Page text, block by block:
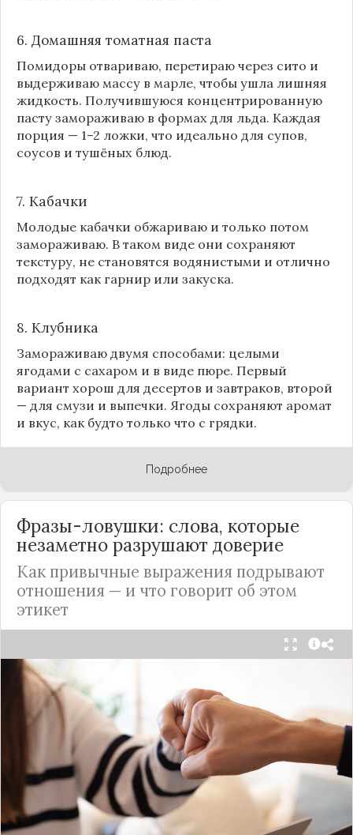
6. Домашняя томатная паста
Помидоры отвариваю, перетираю через сито и
выдерживаю массу в марле, чтобы ушла лишняя
жидкость. Получившуюся концентрированную
пасту замораживаю в формах для льда. Каждая
порция — 1–2 ложки, что идеально для супов,
соусов и тушёных блюд.
7. Кабачки
Молодые кабачки обжариваю и только потом
замораживаю. В таком виде они сохраняют
текстуру, не становятся водянистыми и отлично
подходят как гарнир или закуска.
8. Клубника
Замораживаю двумя способами: целыми
ягодами с сахаром и в виде пюре. Первый
вариант хорош для десертов и завтраков, второй
— для смузи и выпечки. Ягоды сохраняют аромат
и вкус, как будто только что с грядки.
Подробнее
Фразы-ловушки: слова, которые
незаметно разрушают доверие
Как привычные выражения подрывают
отношения — и что говорит об этом
этикет
Мы часто думаем, что доверие рушится из-за
серьёзных предательств. Но на самом деле оно
трещит по швам гораздо раньше — в момент,
когда в разговоре звучит невинная на первый
взгляд фраза. Подробнее об этом рассказывает
«Этикет и психология общения» на Дзене.
«Да я никому не расскажу, правда». И через пару
дней вашу историю пересказывает другой
человек.